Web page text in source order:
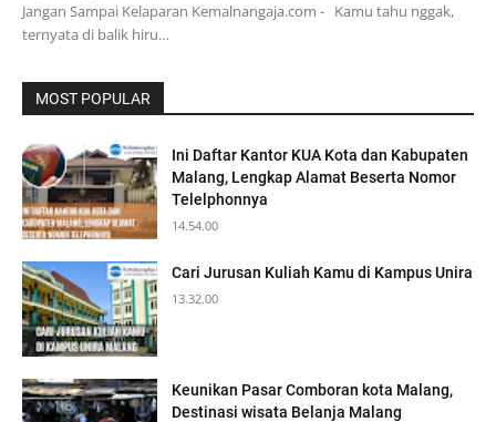
Jangan Sampai Kelaparan Kemalnangaja.com - Kamu tahu nggak,
ternyata di balik hiru…
MOST POPULAR
Ini Daftar Kantor KUA Kota dan Kabupaten
Malang, Lengkap Alamat Beserta Nomor
Telelphonnya
14.54.00
Cari Jurusan Kuliah Kamu di Kampus Unira
13.32.00
Keunikan Pasar Comboran kota Malang,
Destinasi wisata Belanja Malang